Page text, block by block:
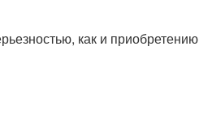
как и приобретению